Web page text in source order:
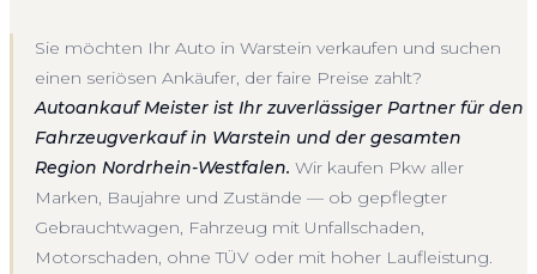
Sie möchten Ihr Auto in Warstein verkaufen und suchen
einen seriösen Ankäufer, der faire Preise zahlt?
Autoankauf Meister ist Ihr zuverlässiger Partner für den
Fahrzeugverkauf in Warstein und der gesamten
Region Nordrhein-Westfalen. Wir kaufen Pkw aller
Marken, Baujahre und Zustände — ob gepflegter
Gebrauchtwagen, Fahrzeug mit Unfallschaden,
Motorschaden, ohne TÜV oder mit hoher Laufleistung.